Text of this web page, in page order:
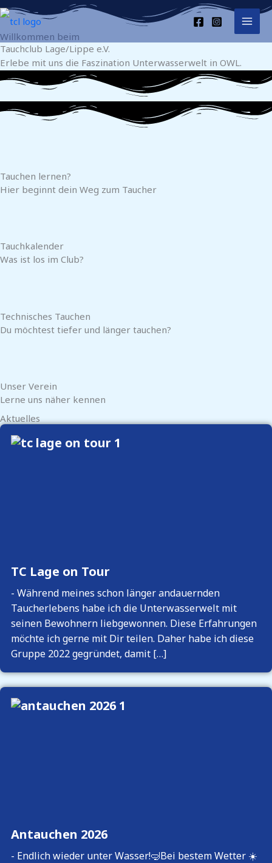
Zum
Inhalt
springen
Willkommen beim
Tauchclub Lage/Lippe e.V.
Erlebe mit uns die Faszination Unterwasserwelt in OWL.
Tauchen lernen?
Hier beginnt dein Weg zum Taucher
Tauchkalender
Was ist los im Club?
Technisches Tauchen
Du möchtest tiefer und länger tauchen?
Unser Verein
Lerne uns näher kennen
Aktuelles
TC Lage on Tour
- Während meines schon länger andauernden
Taucherlebens habe ich die Unterwasserwelt mit
seinen Bewohnern liebgewonnen. Diese Erfahrungen
möchte ich gerne mit Dir teilen. Daher habe ich diese
Gruppe 2022 gegründet, damit […]
Antauchen 2026
- Endlich wieder unter Wasser!🤿Bei bestem Wetter ☀️